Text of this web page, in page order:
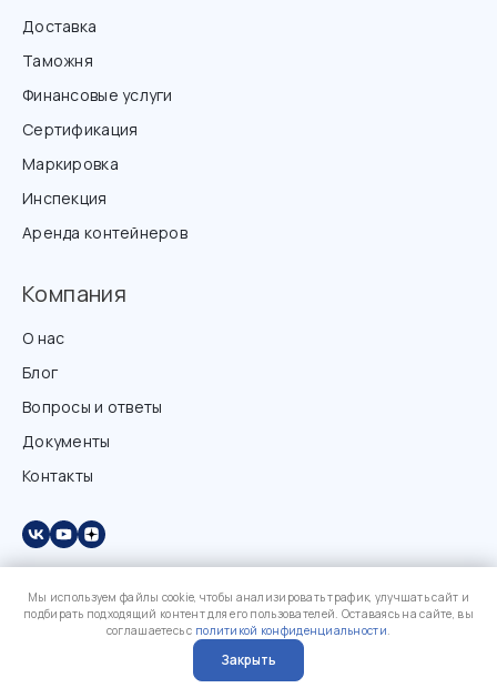
Доставка
Таможня
Финансовые услуги
Сертификация
Маркировка
Инспекция
Аренда контейнеров
Компания
О нас
Блог
Вопросы и ответы
Документы
Контакты
Мы используем файлы cookie, чтобы анализировать трафик, улучшать сайт и
подбирать подходящий контент для его пользователей. Оставаясь на сайте, вы
соглашаетесь с политикой конфиденциальности.
Закрыть